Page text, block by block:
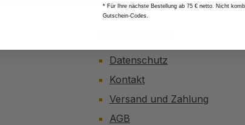
Datenschutz
Kontakt
Versand und Zahlung
AGB
* Für Ihre nächste Bestellung ab 75 € netto. Nicht
Gutschein-Codes.